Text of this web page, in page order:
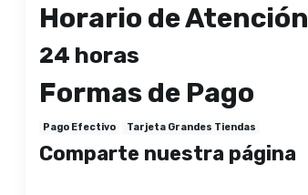
Horario de Atención
24 horas
Formas de Pago
Pago Efectivo Tarjeta Grandes Tiendas
Comparte nuestra página